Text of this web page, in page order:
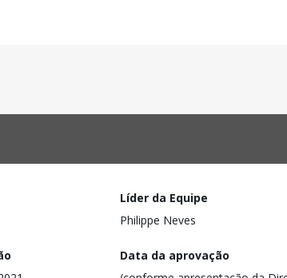
Líder da Equipe
Philippe Neves
Data da aprovação